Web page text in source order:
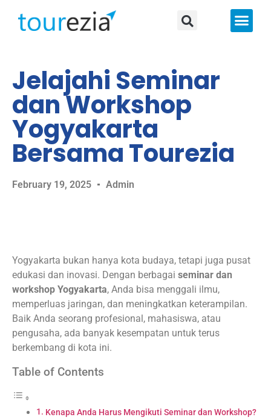
Jelajahi Seminar
dan Workshop
Yogyakarta
Bersama Tourezia
February 19, 2025 Admin
Yogyakarta bukan hanya kota budaya, tetapi juga pusat
edukasi dan inovasi. Dengan berbagai seminar dan
workshop Yogyakarta, Anda bisa menggali ilmu,
memperluas jaringan, dan meningkatkan keterampilan.
Baik Anda seorang profesional, mahasiswa, atau
pengusaha, ada banyak kesempatan untuk terus
berkembang di kota ini.
Table of Contents
Kenapa Anda Harus Mengikuti Seminar dan Workshop?